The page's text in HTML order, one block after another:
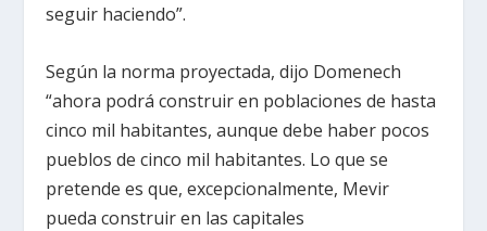
seguir haciendo”.
Según la norma proyectada, dijo Domenech
“ahora podrá construir en poblaciones de hasta
cinco mil habitantes, aunque debe haber pocos
pueblos de cinco mil habitantes. Lo que se
pretende es que, excepcionalmente, Mevir
pueda construir en las capitales